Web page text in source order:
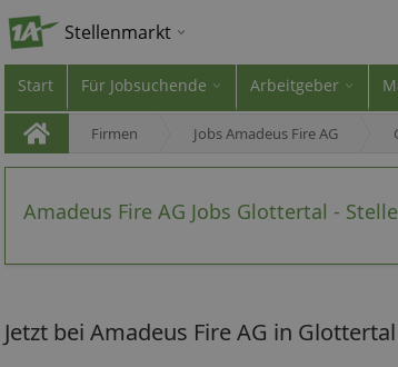
Stellenmarkt
Start Für Jobsuchende Arbeitgeber
Firmen Jobs Amadeus Fire AG
Amadeus Fire AG Jobs Glottertal -
Jetzt bei Amadeus Fire AG in